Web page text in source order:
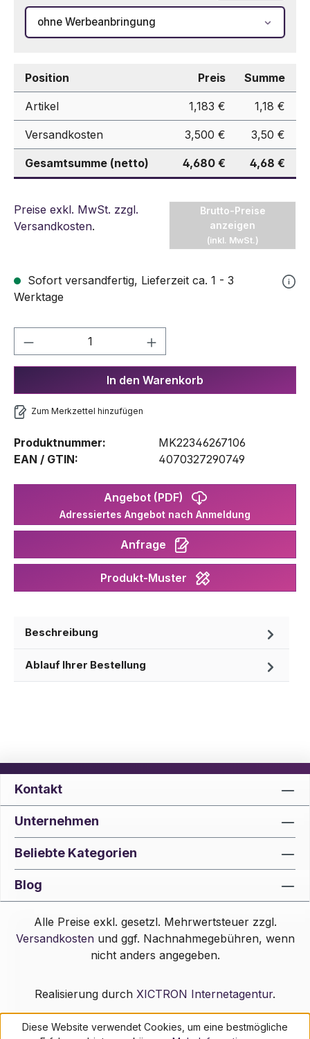
ohne Werbeanbringung
Position Preis Summe
Artikel 1,183 € 1,18 €
Versandkosten 3,500 € 3,50 €
Gesamtsumme (netto) 4,680 € 4,68 €
Preise exkl. MwSt. zzgl.
Versandkosten.
Brutto-Preise
anzeigen
(inkl. MwSt.)
Sofort versandfertig, Lieferzeit ca. 1 - 3
Werktage
Produkt Anzahl: Gib den
In den Warenkorb
Zum Merkzettel hinzufügen
Produktnummer:
MK22346267106
EAN / GTIN:
4070327290749
Angebot (PDF)
Adressiertes Angebot nach Anmeldung
Anfrage
Produkt-Muster
Beschreibung
Ablauf Ihrer Bestellung
Kontakt
Unternehmen
Beliebte Kategorien
Blog
Alle Preise exkl. gesetzl. Mehrwertsteuer zzgl.
Versandkostenund ggf. Nachnahmegebühren, wenn
nicht anders angegeben.
Realisierung durch XICTRON Internetagentur.
Diese Website verwendet Cookies, um eine bestmögliche